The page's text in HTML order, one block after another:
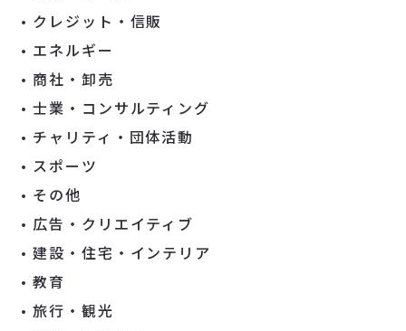
クレジット・信販
エネルギー
商社・卸売
士業・コンサルティング
チャリティ・団体活動
スポーツ
その他
広告・クリエイティブ
建設・住宅・インテリア
教育
旅行・観光